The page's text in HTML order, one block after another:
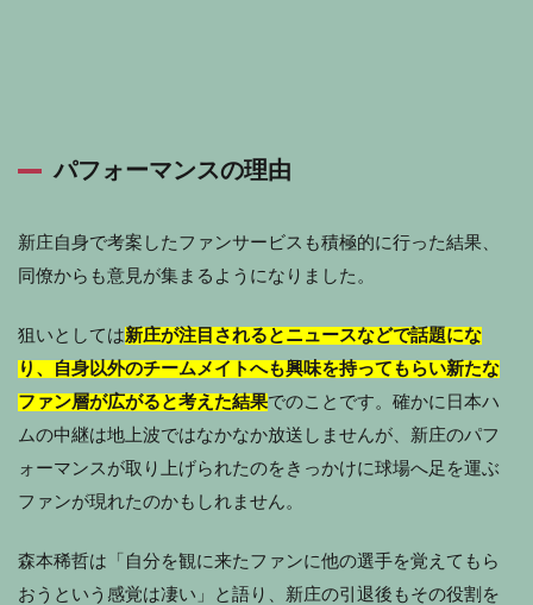
パフォーマンスの理由
新庄自身で考案したファンサービスも積極的に行った結果、
同僚からも意見が集まるようになりました。
狙いとしては新庄が注目されるとニュースなどで話題にな
り、自身以外のチームメイトへも興味を持ってもらい新たな
ファン層が広がると考えた結果でのことです。確かに日本ハ
ムの中継は地上波ではなかなか放送しませんが、新庄のパフ
ォーマンスが取り上げられたのをきっかけに球場へ足を運ぶ
ファンが現れたのかもしれません。
森本稀哲は「自分を観に来たファンに他の選手を覚えてもら
おうという感覚は凄い」と語り、新庄の引退後もその役割を